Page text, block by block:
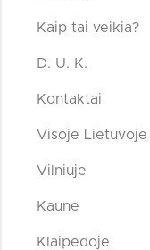
Kaip tai veikia?
D. U. K.
Kontaktai
Visoje Lietuvoje
Vilniuje
Kaune
Klaipėdoje